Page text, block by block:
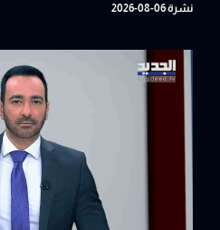
نشرة 06-08-2026